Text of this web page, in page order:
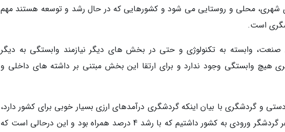
محلی و روستایی می شود و کشورهایی که در حال رشد و توسعه هستند مهم
است.
وابسته به تکنولوژی و حتی در بخش های دیگر نیازمند وابستگی به دیگر
وابستگی وجود ندارد و برای ارتقا این بخش مبتنی بر داشته های داخلی و
و گردشگری با بیان اینکه گردشگری درآمدهای ارزی بسیار خوبی برای کشور دارد،
گفت: سال گذشته بیش از 5 میلیون نفر گردشگر ورودی به کشور داشتیم که با رشد 4 درصد همراه بود و این درحالی است که